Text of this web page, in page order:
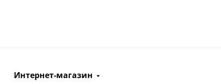
Интернет-магазин